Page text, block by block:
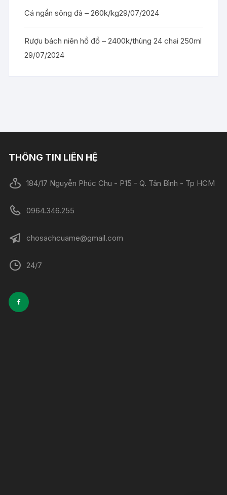
Cá ngần sông đà – 260k/kg29/07/2024
Rượu bách niên hồ đồ – 2400k/thùng 24 chai 250ml
29/07/2024
THÔNG TIN LIÊN HỆ
184/17 Nguyễn Phúc Chu - P15 - Q. Tân Bình - Tp HCM
0964.346.255
chosachcuame@gmail.com
24/7